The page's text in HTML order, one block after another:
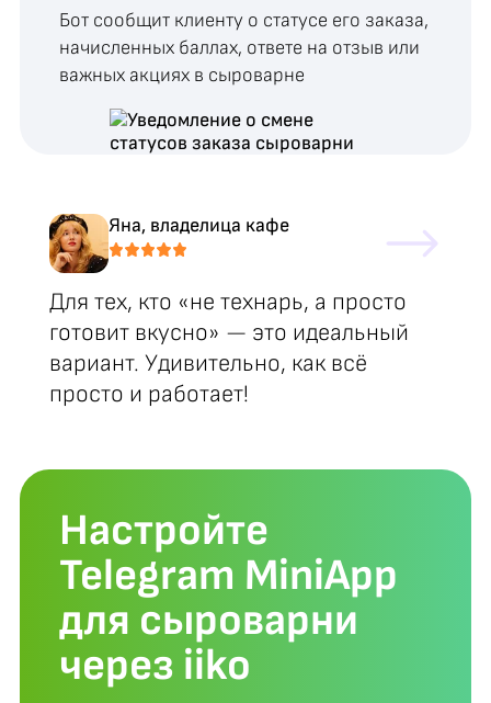
Бот сообщит клиенту о статусе его заказа,
начисленных баллах, ответе на отзыв или
важных акциях в сыроварне
Яна, владелица кафе
Для тех, кто «не технарь, а просто
готовит вкусно» — это идеальный
вариант. Удивительно, как всё
просто и работает!
Настройте
Telegram MiniApp
для сыроварни
через iiko